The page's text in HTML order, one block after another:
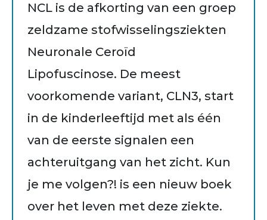
NCL is de afkorting van een groep
zeldzame stofwisselingsziekten
Neuronale Ceroïd
Lipofuscinose. De meest
voorkomende variant, CLN3, start
in de kinderleeftijd met als één
van de eerste signalen een
achteruitgang van het zicht. Kun
je me volgen?! is een nieuw boek
over het leven met deze ziekte.